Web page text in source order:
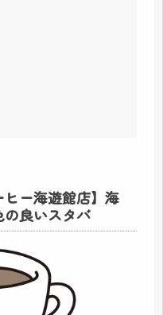
ヒー海遊館店】海
良いスタバ